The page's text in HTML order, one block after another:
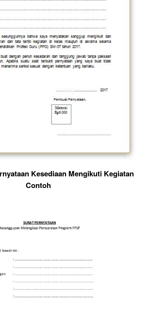
Kesediaan Mengikuti Kegiatan
Contoh